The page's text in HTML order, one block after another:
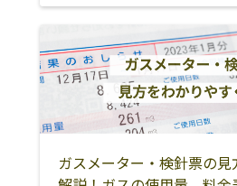
西牟婁郡上富田
西牟婁郡すさ
町
東牟婁郡太地町
東牟婁郡古座
町
東牟婁郡串本町 日高郡みなべ
ガスメーター・検針票の見